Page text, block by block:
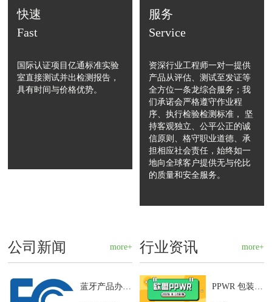
快速
Fast
国际认证项目亿通标准实验
室直接测试并出检测报告，
具有时间与价格优势。
服务
Service
资深行业工程师一对一提供
产品从评估、测试至发证等
全方位一条龙综合服务；我
们承诺会严格遵守作业程
序、执行检验检测标准， 坚
持客观独立、公平公正的诚
信原则、格守职业道德、承
担相应社会责任，始终如一
地向全球客户提供无与伦比
的质量和安全服务。
公司新闻 more+
蓝牙产品办理美国认证需要做哪些测试项目？
行业资讯 more+
PPWR 包装新规即将生效，EPR 包装注册还需要做吗？